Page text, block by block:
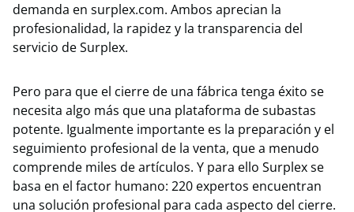
demanda en surplex.com. Ambos aprecian la
profesionalidad, la rapidez y la transparencia del
servicio de Surplex.
Pero para que el cierre de una fábrica tenga éxito se
necesita algo más que una plataforma de subastas
potente. Igualmente importante es la preparación y el
seguimiento profesional de la venta, que a menudo
comprende miles de artículos. Y para ello Surplex se
basa en el factor humano: 220 expertos encuentran
una solución profesional para cada aspecto del cierre.